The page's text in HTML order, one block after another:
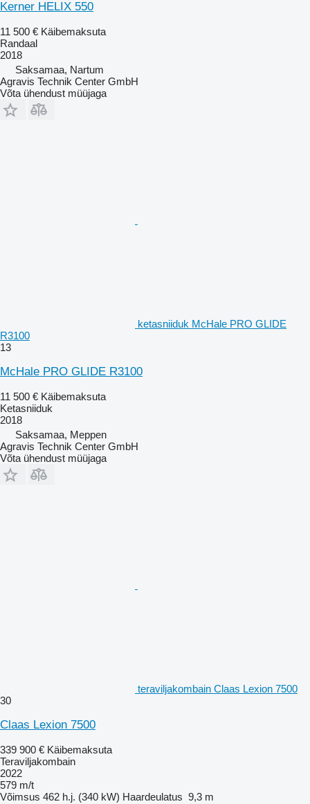
Kerner HELIX 550
11 500 € Käibemaksuta
Randaal
2018
Saksamaa, Nartum
Agravis Technik Center GmbH
Võta ühendust müüjaga
ketasniiduk McHale PRO GLIDE
R3100
13
McHale PRO GLIDE R3100
11 500 € Käibemaksuta
Ketasniiduk
2018
Saksamaa, Meppen
Agravis Technik Center GmbH
Võta ühendust müüjaga
teraviljakombain Claas Lexion 7500
30
Claas Lexion 7500
339 900 € Käibemaksuta
Teraviljakombain
2022
579 m/t
Võimsus 462 h.j. (340 kW) Haardeulatus 9,3 m